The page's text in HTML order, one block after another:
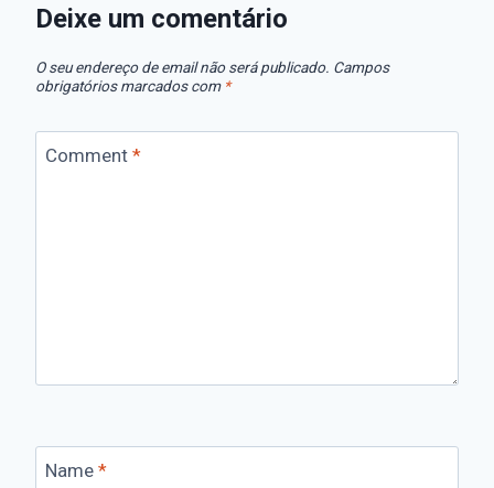
Deixe um comentário
O seu endereço de email não será publicado. Campos
obrigatórios marcados com *
Comment *
Name *